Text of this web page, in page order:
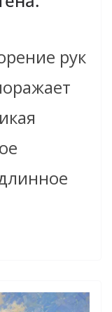
рук